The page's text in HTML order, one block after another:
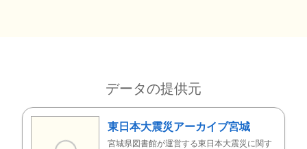
データの提供元
東日本大震災アーカイブ宮城
宮城県図書館が運営する東日本大震災に関す